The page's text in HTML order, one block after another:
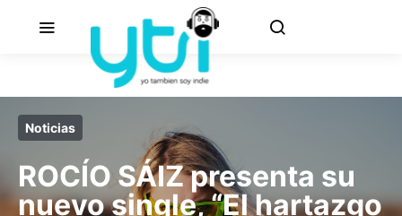
Noticias
ROCÍO SÁIZ presenta su
nuevo single, “El hartazgo